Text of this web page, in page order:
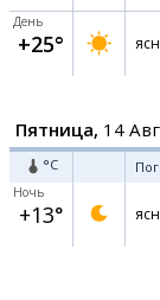
День
+25°
Пятница, 14
°C
Ночь
+13°